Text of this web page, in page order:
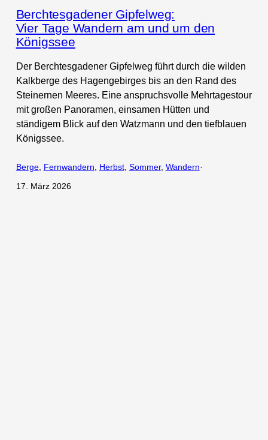
Berchtesgadener Gipfelweg:
Vier Tage Wandern am und um den
Königssee
Der Berchtesgadener Gipfelweg führt durch die wilden
Kalkberge des Hagengebirges bis an den Rand des
Steinernen Meeres. Eine anspruchsvolle Mehrtagestour
mit großen Panoramen, einsamen Hütten und
ständigem Blick auf den Watzmann und den tiefblauen
Königssee.
Berge, Fernwandern Herbst, Sommer, Wandern·
17. März 2026